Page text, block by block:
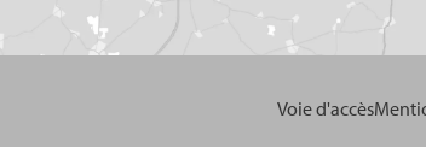
Voie d'accès